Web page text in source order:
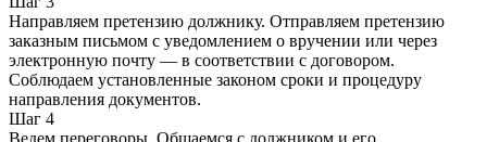
Направляем претензию должнику. Отправляем претензию
заказным письмом с уведомлением о вручении или через
электронную почту — в соответствии с договором.
Соблюдаем установленные законом сроки и процедуру
направления документов.
Шаг 4